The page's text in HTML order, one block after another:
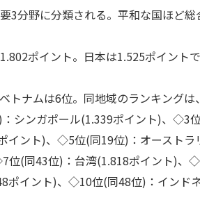
3分野に分類される。平和な国ほど総
ポイント。日本は1.525ポイント
トナムは6位。同地域のランキング
シンガポール(1.339ポイント)、◇3
イント)、◇5位(同19位)：オースト
位(同43位)：台湾(1.818ポイント)
ポイント)、◇10位(同48位)：インド